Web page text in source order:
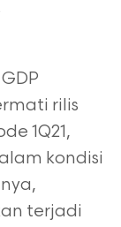
rilis
1Q21,
kondisi
terjadi